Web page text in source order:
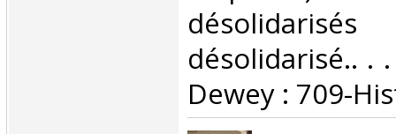
désolidarisé.. .
Dewey : 709-